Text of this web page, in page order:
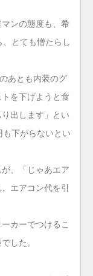
ンの態度も、希
とても憎たらし
あとも内装のグ
を下げようと食
出します」とい
下がらないとい
、「じゃあエア
エアコン代を引
カーでつけるこ
した。